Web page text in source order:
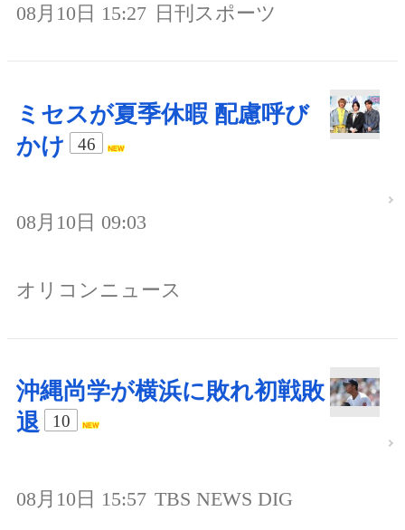
08月10日 15:27 日刊スポーツ
ミセスが夏季休暇 配慮呼び
かけ
46
08月10日 09:03
オリコンニュース
沖縄尚学が横浜に敗れ初戦敗
退
10
08月10日 15:57 TBS NEWS DIG